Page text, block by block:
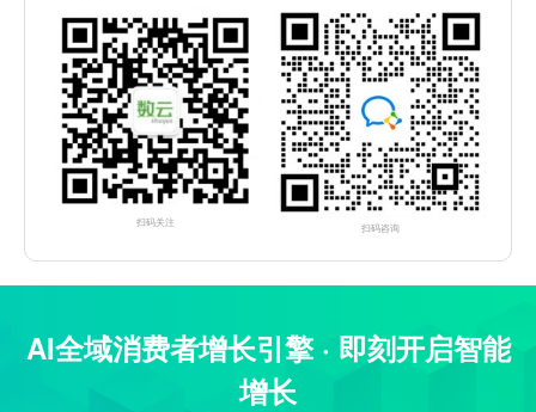
扫码关注 扫码咨询
AI全域消费者增长引擎 · 即刻开启智能
增长